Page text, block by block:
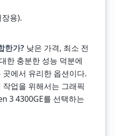
용).
한가?낮은 가격, 최소 전
한 충분한 성능 덕분에
에서 유리한 옵션이다.
업을 위해서는 그래픽
3 4300GE를 선택하는